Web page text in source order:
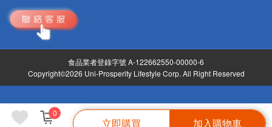
0
立即購買 加入購物車
食品業者登錄字號 A-122662550-00000-6
Copyright©2026 Uni-Prosperity Lifestyle Corp. All Right Reserved